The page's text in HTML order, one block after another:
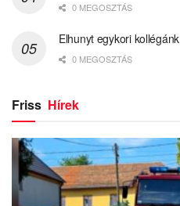
0 MEGOSZTÁS
Elhunyt egykori kollégánk
0 MEGOSZTÁS
Friss Hírek